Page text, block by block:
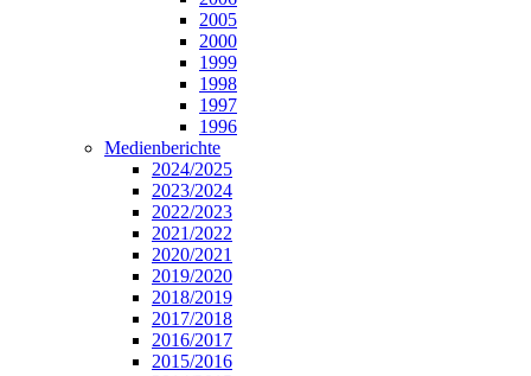
2005
2000
1999
1998
1997
1996
Medienberichte
2024/2025
2023/2024
2022/2023
2021/2022
2020/2021
2019/2020
2018/2019
2017/2018
2016/2017
2015/2016